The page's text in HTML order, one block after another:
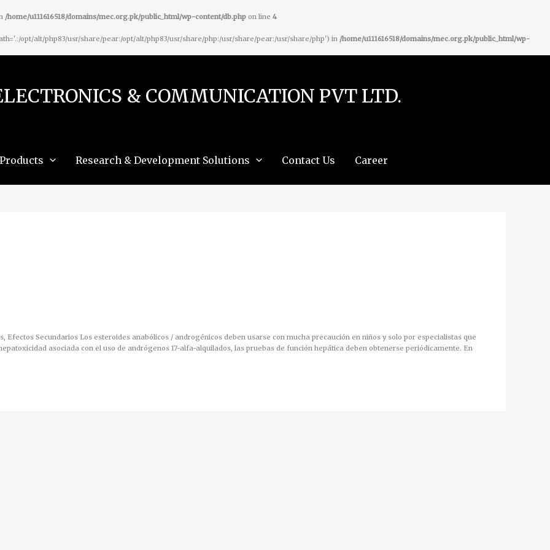
/home/u111616518/domains/mec.org.pk/public_html/wp-content/db.php on line 4
opt/alt/php83/usr/share/pear:/opt/alt/php83/usr/share/php:/usr/share/pear:/usr/share/php') in /home/u111616518/domains/mec.org.pk/public_html/wp-
& COMMUNICATION PVT LTD.
Products Research & Development Solutions Contact Us Career
Efectos Secundarios Los esteroides anabólicos / androgénicos deben usarse con mucha precaución en niños y solo por especialistas que
asociada con el uso de andrógenos 17-alfa-alquilados, las pruebas de función hepática deben obtenerse periódicamente. En